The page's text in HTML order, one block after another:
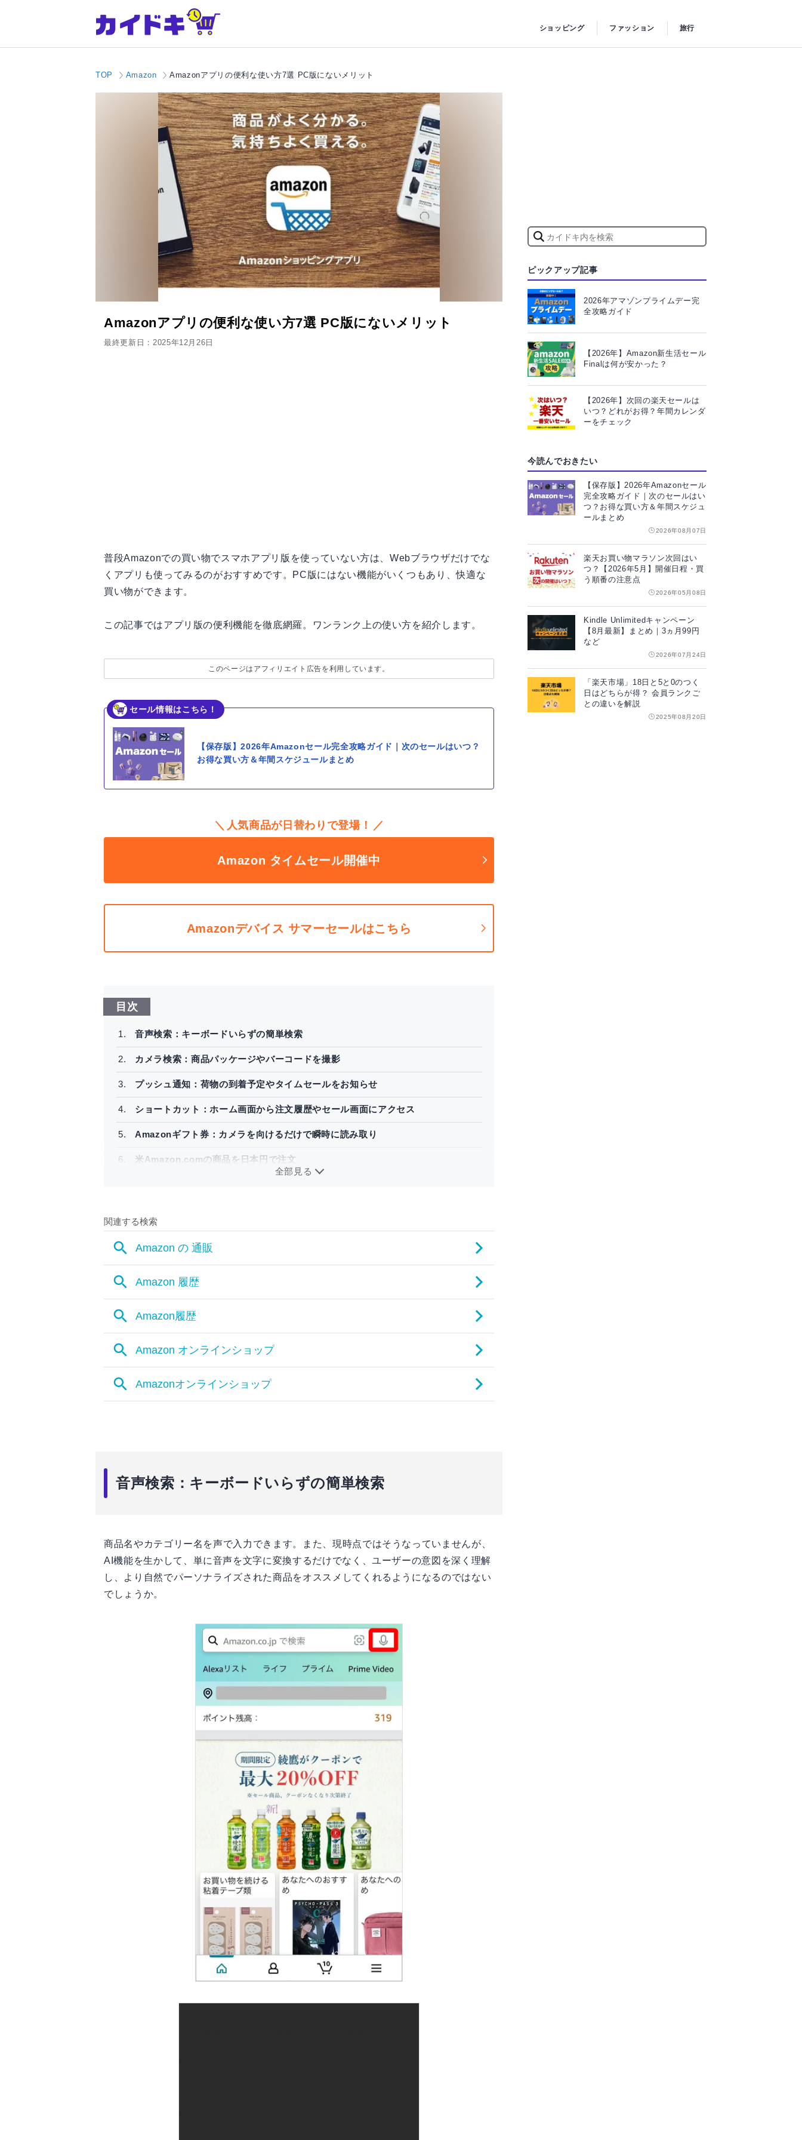
ショッピング ファッション 旅行
TOP Amazon Amazonアプリの便利な使い方7選 PC版にないメリット
Amazonアプリの便利な使い方7選 PC版にないメリット
最終更新日：2025年12月26日
普段Amazonでの買い物でスマホアプリ版を使っていない方は、Webブラウザだけでな
くアプリも使ってみるのがおすすめです。PC版にはない機能がいくつもあり、快適な
買い物ができます。
この記事ではアプリ版の便利機能を徹底網羅。ワンランク上の使い方を紹介します。
このページはアフィリエイト広告を利用しています。
セール情報はこちら！
【保存版】2026年Amazonセール完全攻略ガイド｜次のセールはいつ？
お得な買い方＆年間スケジュールまとめ
人気商品が日替わりで登場！
Amazon タイムセール開催中
Amazonデバイス サマーセールはこちら
目次
音声検索：キーボードいらずの簡単検索
カメラ検索：商品パッケージやバーコードを撮影
プッシュ通知：荷物の到着予定やタイムセールをお知らせ
ショートカット：ホーム画面から注文履歴やセール画面にアクセス
Amazonギフト券：カメラを向けるだけで瞬時に読み取り
米Amazon.comの商品を日本円で注文
全部見る
音声検索：キーボードいらずの簡単検索
商品名やカテゴリー名を声で入力できます。また、現時点ではそうなっていませんが、
AI機能を生かして、単に音声を文字に変換するだけでなく、ユーザーの意図を深く理解
し、より自然でパーソナライズされた商品をオススメしてくれるようになるのではない
でしょうか。
ピックアップ記事
2026年アマゾンプライムデー完
全攻略ガイド
【2026年】Amazon新生活セール
Finalは何が安かった？
【2026年】次回の楽天セールは
いつ？どれがお得？年間カレンダ
ーをチェック
今読んでおきたい
【保存版】2026年Amazonセール
完全攻略ガイド｜次のセールはい
つ？お得な買い方＆年間スケジュ
ールまとめ
2026年08月07日
楽天お買い物マラソン次回はい
つ？【2026年5月】開催日程・買
う順番の注意点
2026年05月08日
Kindle Unlimitedキャンペーン
【8月最新】まとめ｜3ヵ月99円
など
2026年07月24日
「楽天市場」18日と5と0のつく
日はどちらが得？ 会員ランクご
との違いを解説
2025年08月20日